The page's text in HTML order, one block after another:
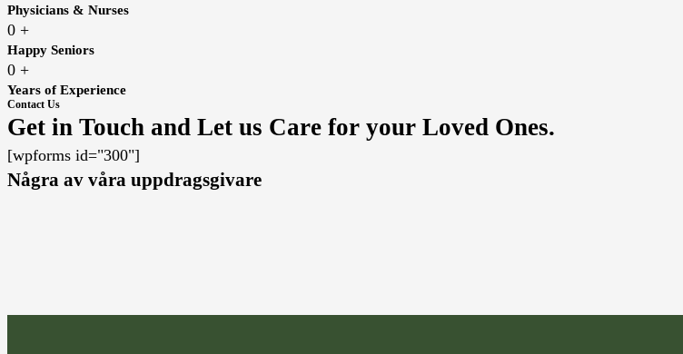
Physicians & Nurses
0 +
Happy Seniors
0 +
Years of Experience
Contact Us
Get in Touch and Let us Care for your Loved Ones.
[wpforms id="300"]
Några av våra uppdragsgivare